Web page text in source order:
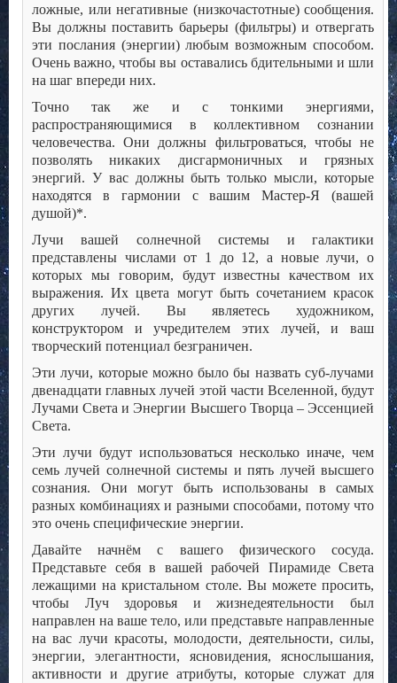
ложные, или негативные (низкочастотные) сообщения.
Вы должны поставить барьеры (фильтры) и отвергать
эти послания (энергии) любым возможным способом.
Очень важно, чтобы вы оставались бдительными и шли
на шаг впереди них.
Точно так же и с тонкими энергиями,
распространяющимися в коллективном сознании
человечества. Они должны фильтроваться, чтобы не
позволять никаких дисгармоничных и грязных
энергий. У вас должны быть только мысли, которые
находятся в гармонии с вашим Мастер-Я (вашей
душой)*.
Лучи вашей солнечной системы и галактики
представлены числами от 1 до 12, а новые лучи, о
которых мы говорим, будут известны качеством их
выражения. Их цвета могут быть сочетанием красок
других лучей. Вы являетесь художником,
конструктором и учредителем этих лучей, и ваш
творческий потенциал безграничен.
Эти лучи, которые можно было бы назвать суб-лучами
двенадцати главных лучей этой части Вселенной, будут
Лучами Света и Энергии Высшего Творца – Эссенцией
Света.
Эти лучи будут использоваться несколько иначе, чем
семь лучей солнечной системы и пять лучей высшего
сознания. Они могут быть использованы в самых
разных комбинациях и разными способами, потому что
это очень специфические энергии.
Давайте начнём с вашего физического сосуда.
Представьте себя в вашей рабочей Пирамиде Света
лежащими на кристальном столе. Вы можете просить,
чтобы Луч здоровья и жизнедеятельности был
направлен на ваше тело, или представьте направленные
на вас лучи красоты, молодости, деятельности, силы,
энергии, элегантности, ясновидения, яснослышания,
активности и другие атрибуты, которые служат для